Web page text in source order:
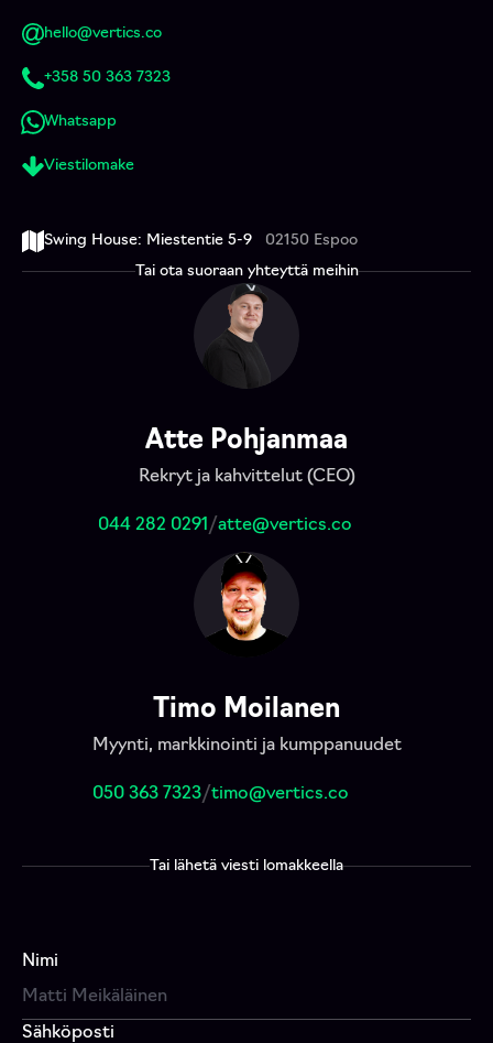
hello@vertics.co
+358 50 363 7323
Whatsapp
Viestilomake
Swing House: Miestentie 5-9
02150 Espoo
Tai ota suoraan yhteyttä meihin
Atte Pohjanmaa
Rekryt ja kahvittelut (CEO)
044 282 0291 /atte@vertics.co
Timo Moilanen
Myynti, markkinointi ja kumppanuudet
050 363 7323/timo@vertics.co
Tai lähetä viesti lomakkeella
Nimi
Sähköposti